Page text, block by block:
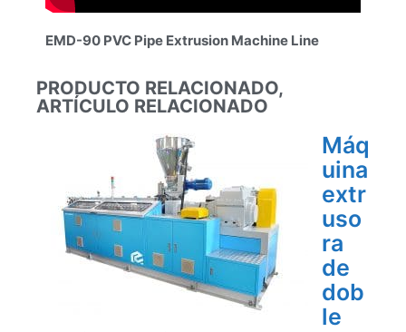
EMD-90 PVC Pipe Extrusion Machine Line
PRODUCTO RELACIONADO,
ARTÍCULO RELACIONADO
Máq
uina
extr
uso
ra
de
dob
le